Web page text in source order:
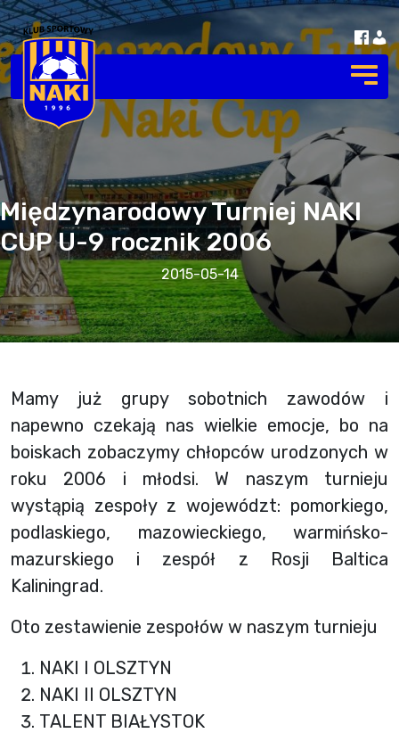
Międzynarodowy Turniej NAKI
CUP U-9 rocznik 2006
2015-05-14
Mamy już grupy sobotnich zawodów i
napewno czekają nas wielkie emocje, bo na
boiskach zobaczymy chłopców urodzonych w
roku 2006 i młodsi. W naszym turnieju
wystąpią zespoły z województ: pomorkiego,
podlaskiego, mazowieckiego, warmińsko-
mazurskiego i zespół z Rosji Baltica
Kaliningrad.
Oto zestawienie zespołów w naszym turnieju
NAKI I OLSZTYN
NAKI II OLSZTYN
TALENT BIAŁYSTOK